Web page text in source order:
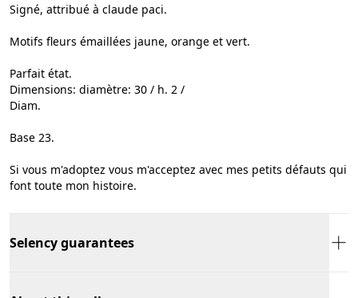
Signé, attribué à claude paci.
Motifs fleurs émaillées jaune, orange et vert.
Parfait état.
Dimensions: diamètre: 30 / h. 2 /
Diam.
Base 23.
Si vous m'adoptez vous m'acceptez avec mes petits défauts qui
font toute mon histoire.
Selency guarantees